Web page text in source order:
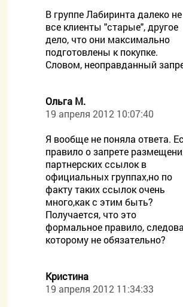
В группе Лабиринта далеко не
все клиенты "старые", другое
дело, что они максимально
подготовлены к покупке.
Словом, неоправданный
Ольга М.
19 апреля 2012 10:07:40
Я вообще не поняла ответа.
правило о запрете
партнерских ссылок в
официальных группах,но по
факту таких ссылок очень
много,как с этим быть?
Получается, что это
формальное правило,
которому не обязательно?
Кристина
19 апреля 2012 11:34:33